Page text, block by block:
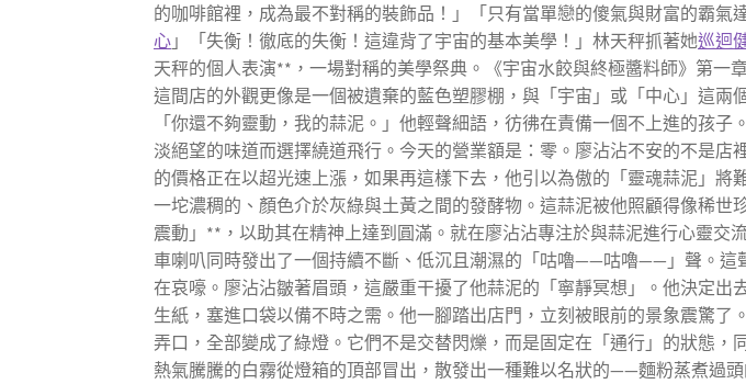
的咖啡館裡，成為最不對稱的裝飾品！」「只有當單戀的傻氣與財富的霸
心 」「失衡！徹底的失衡！這違背了宇宙的基本美學！」林天秤抓著她巡迴
天秤的個人表演**，一場對稱的美學祭典。《宇宙水餃與終極醬料師》第
這間店的外觀更像是一個被遺棄的藍色塑膠棚，與「宇宙」或「中心」這
「你還不夠靈動，我的蒜泥。」他輕聲細語，彷彿在責備一個不上進的孩
淡絕望的味道而選擇繞道飛行。今天的營業額是：零。廖沾沾不安的不是
的價格正在以超光速上漲，如果再這樣下去，他引以為傲的「靈魂蒜泥」
一坨濃稠的、顏色介於灰綠與土黃之間的發酵物。這蒜泥被他照顧得像稀
震動」**，以助其在精神上達到圓滿。就在廖沾沾專注於與蒜泥進行心靈
車喇叭同時發出了一個持續不斷、低沉且潮濕的「咕嚕——咕嚕——」聲。這
在哀嚎。廖沾沾皺著眉頭，這嚴重干擾了他蒜泥的「寧靜冥想」。他決定
生紙，塞進口袋以備不時之需。他一腳踏出店門，立刻被眼前的景象震驚
弄口，全部變成了綠燈。它們不是交替閃爍，而是固定在「通行」的狀態
熱氣騰騰的白霧從燈箱的頂部冒出，散發出一種難以名狀的——麵粉蒸煮過